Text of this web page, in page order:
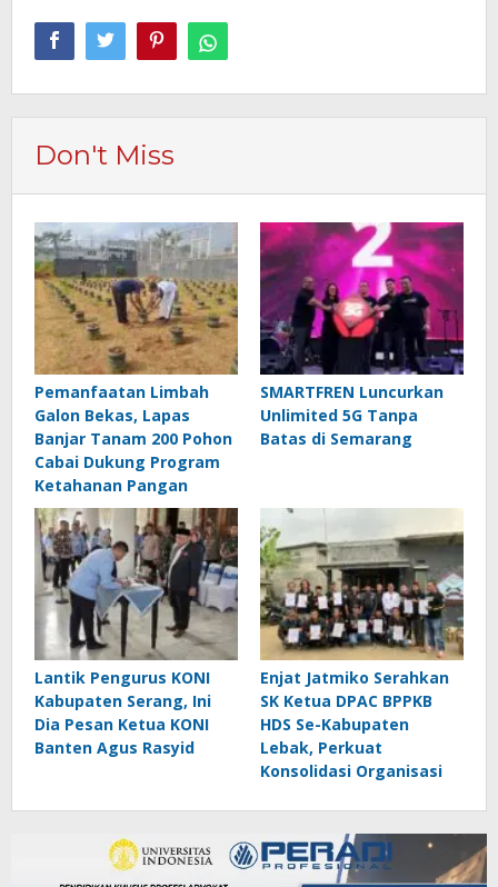
Don't Miss
Pemanfaatan Limbah
Galon Bekas, Lapas
Banjar Tanam 200 Pohon
Cabai Dukung Program
Ketahanan Pangan
SMARTFREN Luncurkan
Unlimited 5G Tanpa
Batas di Semarang
Lantik Pengurus KONI
Kabupaten Serang, Ini
Dia Pesan Ketua KONI
Banten Agus Rasyid
Enjat Jatmiko Serahkan
SK Ketua DPAC BPPKB
HDS Se-Kabupaten
Lebak, Perkuat
Konsolidasi Organisasi